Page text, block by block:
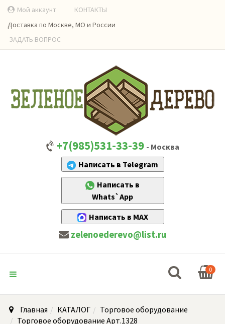
Мой аккаунт
КОНТАКТЫ
Доставка по Москве, МО и России
ЗАДАТЬ ВОПРОС
+7(985)531-33-39 - Москва
Написать в Telegram
Написать в
Whats`App
Написать в MAX
zelenoederevo@list.ru
0
Главная КАТАЛОГ
Торговое оборудование
Торговое оборудование Арт.1328